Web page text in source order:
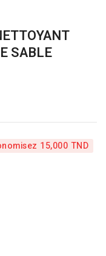
SABLE
15,000 TND